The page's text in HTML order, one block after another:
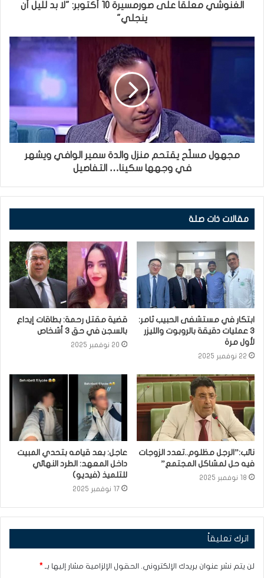
الغنوشي معلقا على صورمسيرة 10 أكتوبر: "لا بد لليل أن
ينجلي"
مجهول مسلّح يقتحم منزل والدة سمير الوافي ويشهر
في وجهها سكينا… التفاصيل
مقالات ذات صلة
ابتكار في مستشفى الحبيب ثامر:
3 عمليات دقيقة بالروبوت والليزر
لأول مرة
22 نوفمبر 2025
قضية مقتل رحمة: بطاقات إيداع
بالسجن في حق 3 أشخاص
20 نوفمبر 2025
نائب:”الرجل مظلوم..تعدد الزوجات
فيه حل لمشاكل المجتمع”
18 نوفمبر 2025
عاجل: بعد قيامه بتحدي المبيت
داخل المعهد: الطرد النهائي
للتلميذ (فيديو)
17 نوفمبر 2025
اترك تعليقاً
لن يتم نشر عنوان بريدك الإلكتروني. الحقول الإلزامية مشار إليها بـ *